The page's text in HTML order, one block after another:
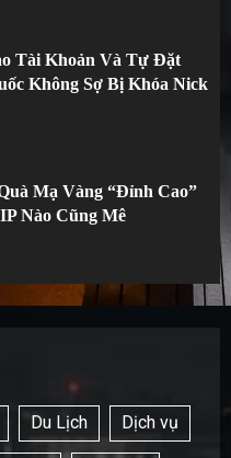
Tài Khoản Và Tự Đặt
Không Sợ Bị Khóa Nick
Mạ Vàng “Đỉnh Cao”
Nào Cũng Mê
Du Lịch Dịch vụ